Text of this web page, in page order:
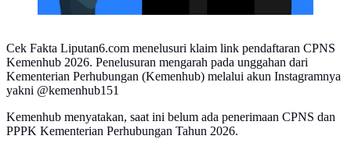
Cek Fakta Liputan6.com menelusuri klaim link pendaftaran CPNS
Kemenhub 2026. Penelusuran mengarah pada unggahan dari
Kementerian Perhubungan (Kemenhub) melalui akun Instagramnya
yakni @kemenhub151
Kemenhub menyatakan, saat ini belum ada penerimaan CPNS dan
PPPK Kementerian Perhubungan Tahun 2026.